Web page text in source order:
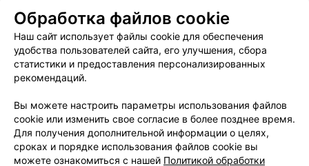
Курсы шведского языка в Гомеле
Курсы корейского языка в Гомеле
Добавить компанию
Обработка файлов cookie
Наш сайт использует файлы cookie для обеспечения
удобства пользователей сайта, его улучшения, сбора
статистики и предоставления персонализированных
рекомендаций.
Вы можете настроить параметры использования файлов
cookie или изменить свое согласие в более позднее время.
Для получения дополнительной информации о целях,
сроках и порядке использования файлов cookie вы
можете ознакомиться с нашей Политикой обработки